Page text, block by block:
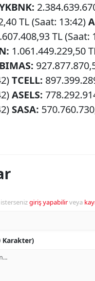
TL (Saat: 13:42)
TL (Saat:
1.061.449.229,50
BIMAS:
TCELL:
ASELS:
SASA:
giriş yapabilirveya
Karakter)